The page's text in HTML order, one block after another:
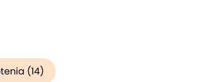
(14)